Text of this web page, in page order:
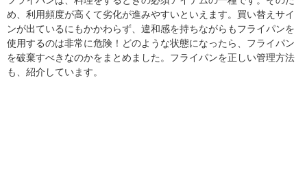
め、利用頻度が高くて劣化が進みやすいといえます。買い替えサイ
ンが出ているにもかかわらず、違和感を持ちながらもフライパンを
使用するのは非常に危険！どのような状態になったら、フライパン
を破棄すべきなのかをまとめました。フライパンを正しい管理方法
も、紹介しています。